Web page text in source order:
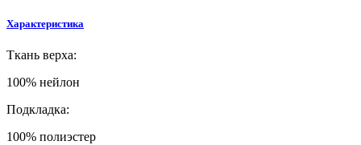
Характеристика
Ткань верха:
100% нейлон
Подкладка:
100% полиэстер